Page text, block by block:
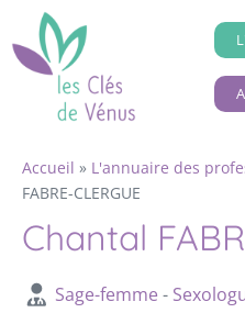
Accueil » L'annuaire des
FABRE-CLERGUE
Chantal
Sage-femme -